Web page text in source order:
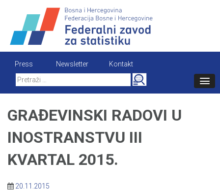
content
Press Newsletter
Kontakt
Search
for:
GRAĐEVINSKI RADOVI U
INOSTRANSTVU III
KVARTAL 2015.
20.11.2015